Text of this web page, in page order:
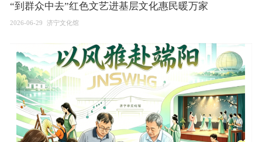
“到群众中去”红色文艺进基层文化惠民暖万家
2026-06-29 济宁文化馆